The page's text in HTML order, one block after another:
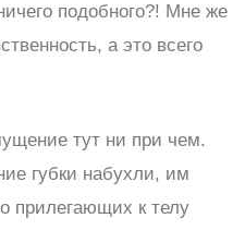
подобного?! Мне же
а это всего
тут ни при чем.
губки набухли, им
прилегающих к телу